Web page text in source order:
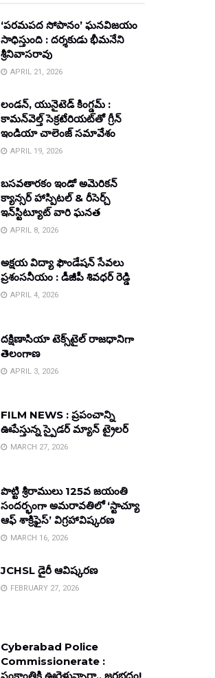
‘పరమపద సోపానం’ ఘనవిజయం
సాధిస్తుంది : దర్శకుడు భీమనేని
శ్రీనివాసరావు
APRIL 21, 2026
లండన్, యునైటెడ్ కింగ్డమ్ :
కామన్‌వెల్త్ సెక్రటేరియట్‌తో గ్రీన్
ఇండియా చాలెంజ్ సమావేశం
APRIL 19, 2026
బసవతారకం ఇండో అమెరికన్
క్యాన్సర్ హాస్పిటల్ & రీసెర్చ్
ఇన్‌స్టిట్యూట్ వారి ఘనత
APRIL 8, 2026
అక్షయ విద్యా ఫౌండేషన్ సేవలు
ప్రశంసనీయం : డీజీపీ శివధర్ రెడ్డి
APRIL 4, 2026
దక్షిణాసియా టెక్స్‌టైల్ రాజధానిగా
తెలంగాణ
APRIL 3, 2026
FILM NEWS : ప్రపంచాన్ని
ఊపేస్తున్న స్పైడర్ మ్యాన్ ట్రైలర్
MARCH 27, 2026
పొట్టి శ్రీరాములు 125వ జయంతి
సందర్భంగా అమరావతిలో ‘స్టాచ్యూ
ఆఫ్ శాక్రిఫైస్’ విగ్రహావిష్కరణ
MARCH 16, 2026
JCHSL డైరీ ఆవిష్కరణ
FEBRUARY 27, 2026
Cyberabad Police
Commissionerate :